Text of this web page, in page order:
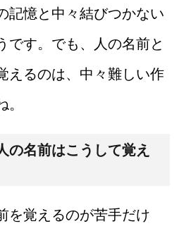
記憶と中々結びつかない
です。でも、人の名前と
えるのは、中々難しい作
の名前はこうして覚え
を覚えるのが苦手だけ